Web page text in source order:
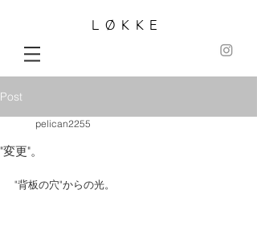
LØKKE
Post
"変更"。
pelican2255
"背板の穴"からの光。